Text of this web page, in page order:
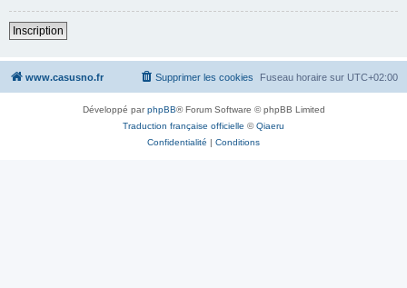
Inscription
www.casusno.fr Fuseau horaire sur UTC+02:00
Supprimer les cookies
Développé parphpBB® Forum Software © phpBB Limited
Traduction française officielle ©Qiaeru
Confidentialité | Conditions